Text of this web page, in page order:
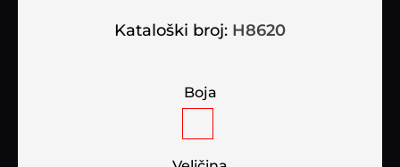
Kataloški broj: H8620
Boja